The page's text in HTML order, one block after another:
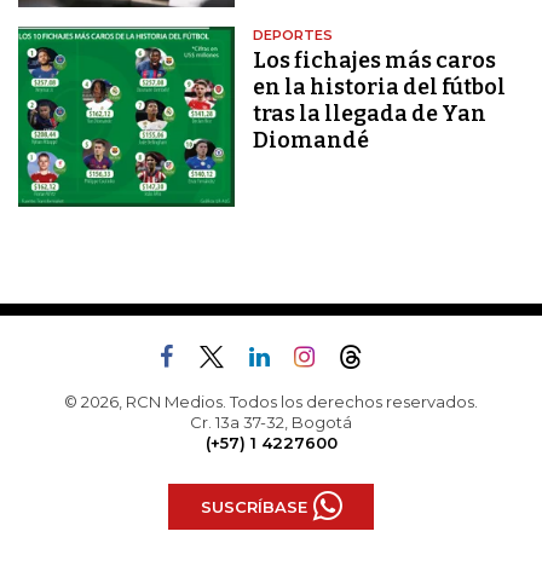
DEPORTES
Los fichajes más caros
en la historia del fútbol
tras la llegada de Yan
Diomandé
© 2026, RCN Medios. Todos los derechos reservados.
Cr. 13a 37-32, Bogotá
(+57) 1 4227600
SUSCRÍBASE